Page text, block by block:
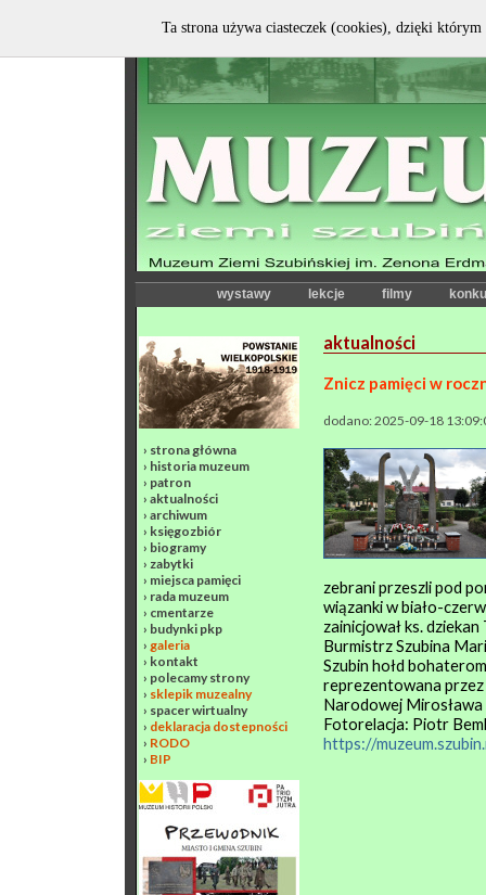
wystawy lekcje filmy
› strona główna
› historia muzeum
› patron
› aktualności
› archiwum
› księgozbiór
› biogramy
› zabytki
› miejsca pamięci
› rada muzeum
› cmentarze
› budynki pkp
› galeria
› kontakt
› polecamy strony
› sklepik muzealny
› spacer wirtualny
› deklaracja dostepności
› RODO
› BIP
aktualności
Znicz pamięci w
dodano: 2025-09-18
zebrani przeszli pod
wiązanki w biało-
zainicjował ks.
Burmistrz Szubina
Szubin hołd
reprezentowana
Narodowej
Fotorelacja: Piotr
https://
Ta strona używa ciasteczek (cookies), dzięki